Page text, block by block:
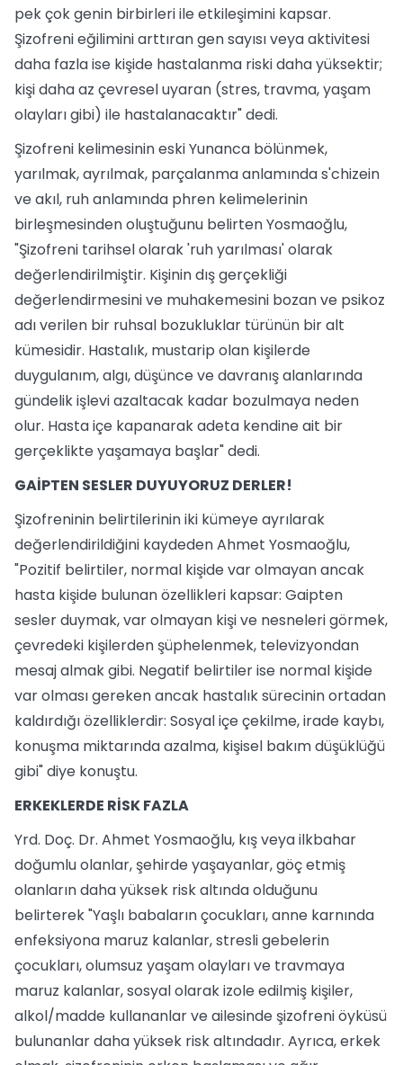
pek çok genin birbirleri ile etkileşimini kapsar.
Şizofreni eğilimini arttıran gen sayısı veya aktivitesi
daha fazla ise kişide hastalanma riski daha yüksektir;
kişi daha az çevresel uyaran (stres, travma, yaşam
olayları gibi) ile hastalanacaktır" dedi.
Şizofreni kelimesinin eski Yunanca bölünmek,
yarılmak, ayrılmak, parçalanma anlamında s'chizein
ve akıl, ruh anlamında phren kelimelerinin
birleşmesinden oluştuğunu belirten Yosmaoğlu,
"Şizofreni tarihsel olarak 'ruh yarılması' olarak
değerlendirilmiştir. Kişinin dış gerçekliği
değerlendirmesini ve muhakemesini bozan ve psikoz
adı verilen bir ruhsal bozukluklar türünün bir alt
kümesidir. Hastalık, mustarip olan kişilerde
duygulanım, algı, düşünce ve davranış alanlarında
gündelik işlevi azaltacak kadar bozulmaya neden
olur. Hasta içe kapanarak adeta kendine ait bir
gerçeklikte yaşamaya başlar" dedi.
GAİPTEN SESLER DUYUYORUZ DERLER!
Şizofreninin belirtilerinin iki kümeye ayrılarak
değerlendirildiğini kaydeden Ahmet Yosmaoğlu,
"Pozitif belirtiler, normal kişide var olmayan ancak
hasta kişide bulunan özellikleri kapsar: Gaipten
sesler duymak, var olmayan kişi ve nesneleri görmek,
çevredeki kişilerden şüphelenmek, televizyondan
mesaj almak gibi. Negatif belirtiler ise normal kişide
var olması gereken ancak hastalık sürecinin ortadan
kaldırdığı özelliklerdir: Sosyal içe çekilme, irade kaybı,
konuşma miktarında azalma, kişisel bakım düşüklüğü
gibi" diye konuştu.
ERKEKLERDE RİSK FAZLA
Yrd. Doç. Dr. Ahmet Yosmaoğlu, kış veya ilkbahar
doğumlu olanlar, şehirde yaşayanlar, göç etmiş
olanların daha yüksek risk altında olduğunu
belirterek "Yaşlı babaların çocukları, anne karnında
enfeksiyona maruz kalanlar, stresli gebelerin
çocukları, olumsuz yaşam olayları ve travmaya
maruz kalanlar, sosyal olarak izole edilmiş kişiler,
alkol/madde kullananlar ve ailesinde şizofreni öyküsü
bulunanlar daha yüksek risk altındadır. Ayrıca, erkek